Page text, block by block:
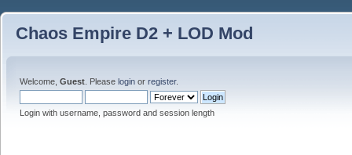
Chaos Empire D2 + LOD Mod
Welcome, Guest . Please login or register.
Login with username, password and session length